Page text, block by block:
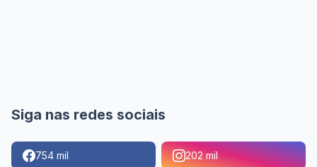
Siga nas redes sociais
754 mil 202 mil